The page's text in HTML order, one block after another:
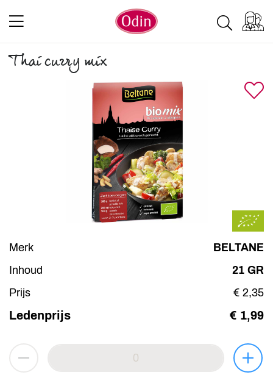
Thai curry mix
Merk
BELTANE
Inhoud
21 GR
Prijs
€ 2,35
Ledenprijs € 1,99